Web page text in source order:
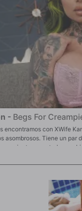
- Begs For
encontramos con XWife
asombrosos. Tiene un par
mientras mostraba sus
ellos es definitivamente
el momento de que
ahí, llegó el momento de
diferentes, lo
caliente dentro de su